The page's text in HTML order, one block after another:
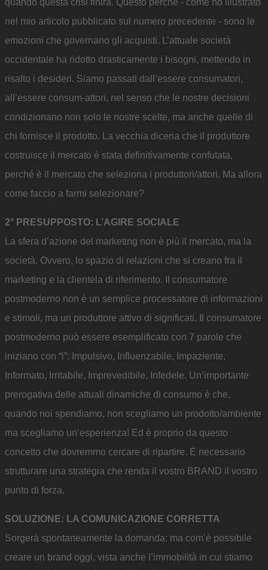
nel mio articolo pubblicato sul numero precedente - sono le
emozioni che governano gli acquisti. L’attuale società
occidentale ha ridotto drasticamente i bisogni, mettendo in
risalto i desideri. Siamo passati dall’essere consumatori,
all’essere consum-attori, nel senso che le nostre decisioni
condizionano non solo le nostre scelte, ma anche quelle di
chi fornisce il prodotto. La vecchia diceria che il produttore
costruisce il mercato è stata definitivamente confutata,
perché è il mercato che seleziona i produttori/attori. Ma allora
come faccio a farmi selezionare?
2° PRESUPPOSTO: L’AGIRE SOCIALE
La sfera d’azione del marketing non è più il mercato, ma la
società. Ovvero, lo spazio di relazioni che si creano fra il
marketing e la clientela di riferimento. Il consumatore
postmoderno non è un semplice processatore di informazioni
e stimoli, ma un produttore attivo di significati. Il consumatore
postmoderno può essere esemplificato con 7 parole che
iniziano con “i”: Impulsivo, Influenzabile, Impaziente,
Informato, Irritabile, Imprevedibile, Infedele. Un’importante
prerogativa delle attuali dinamiche di consumo è che,
quando noi spendiamo, non scegliamo un prodotto/ambiente
ma scegliamo un’esperienza! Ed è proprio da questo
concetto che dovremmo cercare di ripartire. È necessario
strutturare una strategia che renda il vostro BRAND il vostro
punto di forza.
SOLUZIONE: LA COMUNICAZIONE CORRETTA
Sorgerà spontaneamente la domanda: ma com’è possibile
creare un brand oggi, vista anche l’immobilità in cui stiamo